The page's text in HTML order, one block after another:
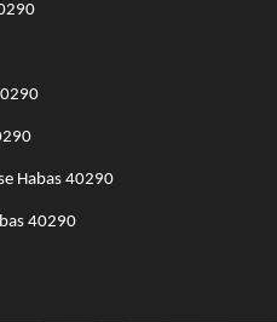
Habas 40290
40290